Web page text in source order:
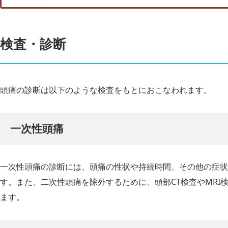
検査・診断
頭痛の診断は以下のような検査をもとにおこなわれます。
一次性頭痛
一次性頭痛の診断には、頭痛の性状や持続時間、その他の症
す。また、二次性頭痛を除外するために、頭部CT検査やMRI
ます。